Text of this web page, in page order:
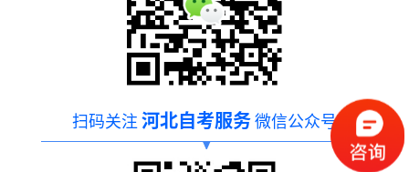
扫码关注 河北自考服务 微信公众号